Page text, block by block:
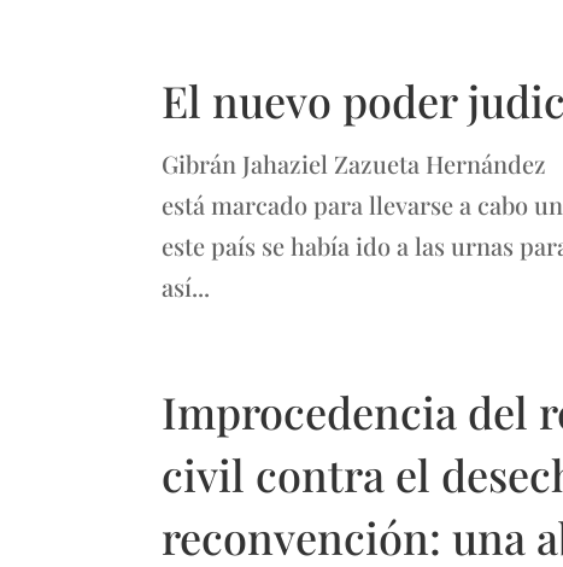
El nuevo poder
Gibrán Jahaziel Zazueta
está marcado para llevarse a cabo
este país se había ido a las urnas
así...
Improcedencia del
civil contra el
reconvención: una